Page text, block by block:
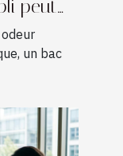
peut
odeur
un bac